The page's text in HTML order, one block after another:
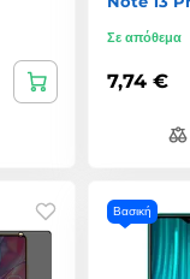
Σε απόθεμα
7,74 €
Βασική